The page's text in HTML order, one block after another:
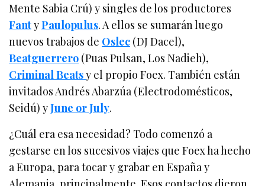
Mente Sabia Crú) y singles de los productores
FantyPaulopulus. A ellos se sumarán luego
nuevos trabajos de Oslec (DJ Dacel),
Beatguerrero (Puas Pulsan, Los Nadieh),
Criminal Beatsy el propio Foex. También están
invitados Andrés Abarzúa (Electrodomésticos,
Seidú) yJune or July.
¿Cuál era esa necesidad? Todo comenzó a
gestarse en los sucesivos viajes que Foex ha hecho
a Europa, para tocar y grabar en España y